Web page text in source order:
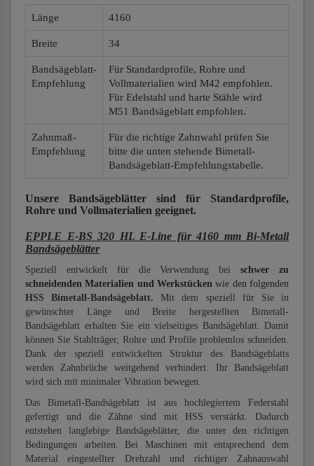
Länge 4160
Breite 34
Bandsägeblatt-
Empfehlung
Für Standardprofile, Rohre und
Vollmaterialien wird M42 empfohlen.
Für Edelstahl und harte Stähle wird
M51 Bandsägeblatt empfohlen.
Zahnmaß-
Empfehlung
Für die richtige Zahnwahl prüfen Sie
bitte die unten stehende Bimetall-
Bandsägeblatt-Empfehlungstabelle.
Unsere Bandsägeblätter sind für Standardprofile,
Rohre und Vollmaterialien geeignet.
EPPLE E-BS 320 HL E-Line für 4160 mm Bi-Metall
Bandsägeblätter
Speziell entwickelt für die Verwendung beischwer zu
schneidenden Materialien und Werkstücken wie den folgenden
HSS Bimetall-Bandsägeblatt. Mit dem speziell für Sie in
gewünschter Länge und Breite hergestellten Bimetall-
Bandsägeblatt erhalten Sie ein vielseitiges Bandsägeblatt. Damit
können Sie Stahlträger, Rohre und Profile problemlos schneiden.
Dank der speziell entwickelten Struktur des Bandsägeblatts
werden Zahnbrüche weitgehend verhindert. Ihr Bandsägeblatt
wird sich mit minimaler Vibration bewegen.
Das Bimetall-Bandsägeblatt ist aus hochlegiertem Federstahl
gefertigt und die Zähne sind mit HSS verstärkt. Dadurch
entstehen langlebige Bandsägeblätter, die unter den richtigen
Bedingungen arbeiten. Bei Maschinen mit entsprechend dem
Material eingestellter Drehzahl und richtiger Zahnauswahl